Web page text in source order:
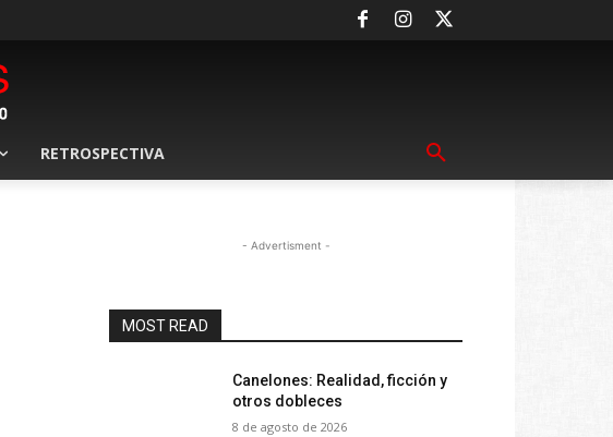
RETROSPECTIVA
- Advertisment -
MOST READ
Canelones: Realidad, ficción y
otros dobleces
8 de agosto de 2026